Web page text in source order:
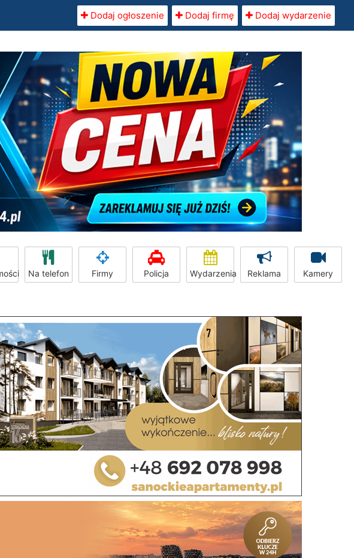
Dodaj ogłoszenie Dodaj firmę Dodaj wydarzenie
Na telefon Firmy Policja Wydarzenia Reklama Kamery